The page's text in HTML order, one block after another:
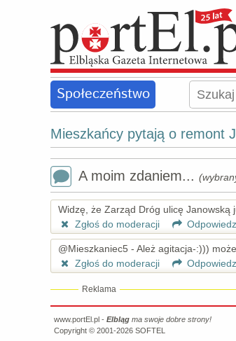
Społeczeństwo
Mieszkańcy pytają o remont
A moim zdaniem...
Widzę, że Zarząd Dróg ulicę Janowską
Zgłoś do moderacji
Odpowiedz
@Mieszkaniec5 - Ależ agitacja-:)))
Zgłoś do moderacji
Odpowiedz
Reklama
www.portEl.pl - Elbląg ma swoje dobre strony!
Copyright © 2001-2026 SOFTEL